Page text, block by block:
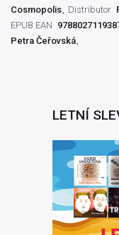
Cosmopolis
Distributor
EPUB EAN
Petra Čeřovská
LETNÍ